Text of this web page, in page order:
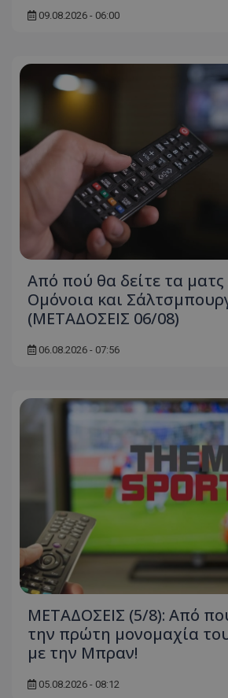
09.08.2026 - 06:00
Από πού θα δείτε τα ματς
Ομόνοια και
(ΜΕΤΑΔΟΣΕΙΣ 06/08)
06.08.2026 - 07:56
ΜΕΤΑΔΟΣΕΙΣ (5/8): Από
την πρώτη μονομαχία
με την Μπραν!
05.08.2026 - 08:12